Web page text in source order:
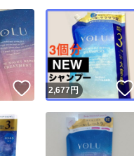
いいね！
2,677円